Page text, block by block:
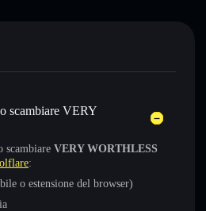
scambiare VERY
scambiare VERY WORTHLESS
:
o estensione del browser)